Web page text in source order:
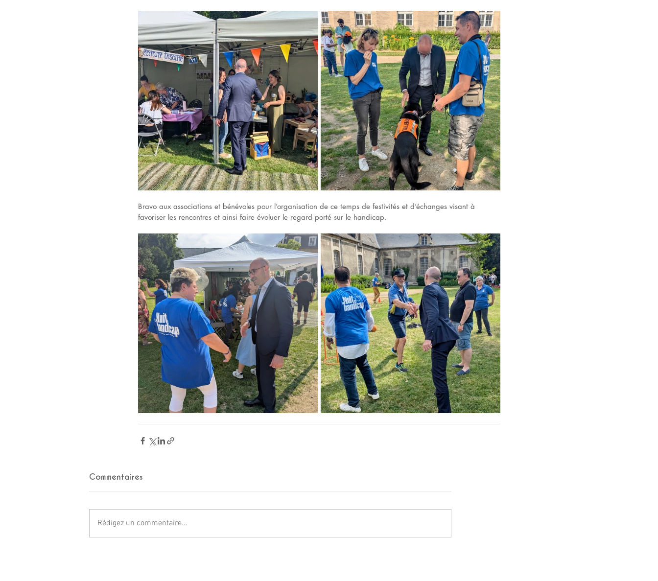
Bravo aux associations et bénévoles pour l’organisation de ce temps de festivités et d’échanges visant à
favoriser les rencontres et ainsi faire évoluer le regard porté sur le handicap.
Commentaires
Rédigez un commentaire...